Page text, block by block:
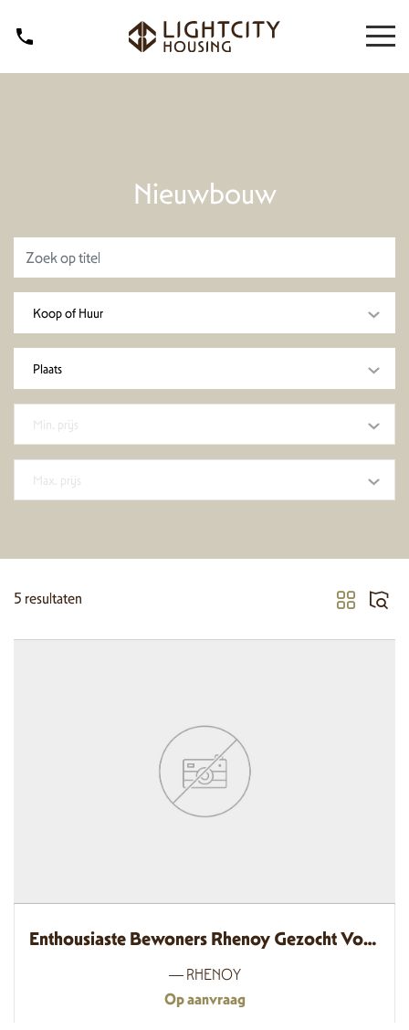
Nieuwbouw
Koop of Huur
Plaats
Min. prijs
Max. prijs
5 resultaten
Enthousiaste Bewoners Rhenoy Gezocht Voor Woningontwikkeling, Rhenoy
— RHENOY
Op aanvraag